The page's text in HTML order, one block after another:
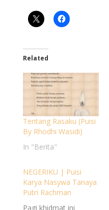
Related
Tentang Rasaku (Puisi
By Rhodhi Wasidi)
In "Berita"
NEGERIKU | Puisi
Karya Nasywa Tanaya
Putri Rachman
Pagi khidmat ini